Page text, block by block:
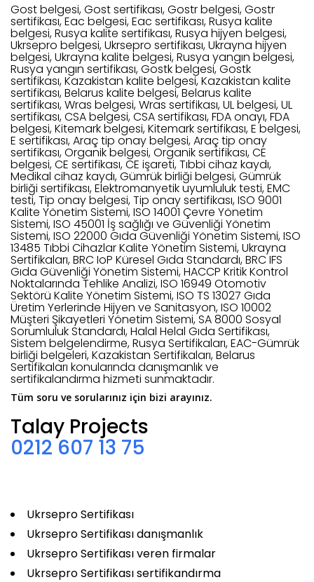
Gost belgesi, Gost sertifikası, Gostr belgesi, Gostr
sertifikası, Eac belgesi, Eac sertifikası, Rusya kalite
belgesi, Rusya kalite sertifikası, Rusya hijyen belgesi,
Ukrsepro belgesi, Ukrsepro sertifikası, Ukrayna hijyen
belgesi, Ukrayna kalite belgesi, Rusya yangın belgesi,
Rusya yangın sertifikası, Gostk belgesi, Gostk
sertifikası, Kazakistan kalite belgesi, Kazakistan kalite
sertifikası, Belarus kalite belgesi, Belarus kalite
sertifikası, Wras belgesi, Wras sertifikası, UL belgesi, UL
sertifikası, CSA belgesi, CSA sertifikası, FDA onayı, FDA
belgesi, Kitemark belgesi, Kitemark sertifikası, E belgesi,
E sertifikası, Araç tip onay belgesi, Araç tip onay
sertifikası, Organik belgesi, Organik sertifikası, CE
belgesi, CE sertifikası, CE işareti, Tıbbi cihaz kaydı,
Medikal cihaz kaydı, Gümrük birliği belgesi, Gümrük
birliği sertifikası, Elektromanyetik uyumluluk testi, EMC
testi, Tip onay belgesi, Tip onay sertifikası, ISO 9001
Kalite Yönetim Sistemi, ISO 14001 Çevre Yönetim
Sistemi, ISO 45001 İş sağlığı ve Güvenliği Yönetim
Sistemi, ISO 22000 Gıda Güvenliği Yönetim Sistemi, ISO
13485 Tıbbi Cihazlar Kalite Yönetim Sistemi, Ukrayna
Sertifikaları, BRC IoP Küresel Gıda Standardı, BRC IFS
Gıda Güvenliği Yönetim Sistemi, HACCP Kritik Kontrol
Noktalarında Tehlike Analizi, ISO 16949 Otomotiv
Sektörü Kalite Yönetim Sistemi, ISO TS 13027 Gıda
Üretim Yerlerinde Hijyen ve Sanitasyon, ISO 10002
Müşteri Şikayetleri Yönetim Sistemi, SA 8000 Sosyal
Sorumluluk Standardı, Halal Helal Gıda Sertifikası,
Sistem belgelendirme, Rusya Sertifikaları, EAC-Gümrük
birliği belgeleri, Kazakistan Sertifikaları, Belarus
Sertifikaları konularında danışmanlık ve
sertifikalandırma hizmeti sunmaktadır.
Tüm soru ve sorularınız için bizi arayınız.
Talay Projects
0212 607 13 75
Ukrsepro Sertifikası
Ukrsepro Sertifikası danışmanlık
Ukrsepro Sertifikası veren firmalar
Ukrsepro Sertifikası sertifikandırma